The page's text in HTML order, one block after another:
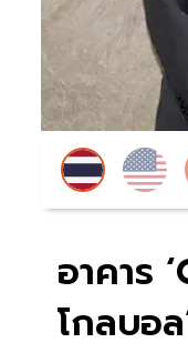
อาคาร
โกลบอล